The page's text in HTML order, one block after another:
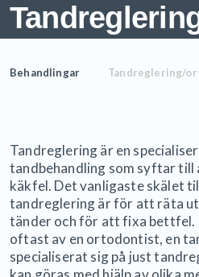
Behandlingar Tandreglering/
Tandreglering är en
tandbehandling som syftar
käkfel. Det vanligaste skälet
tandreglering är för att räta ut
tänder och för att fixa bettfel.
oftast av en ortodontist, en
specialiserat sig på just